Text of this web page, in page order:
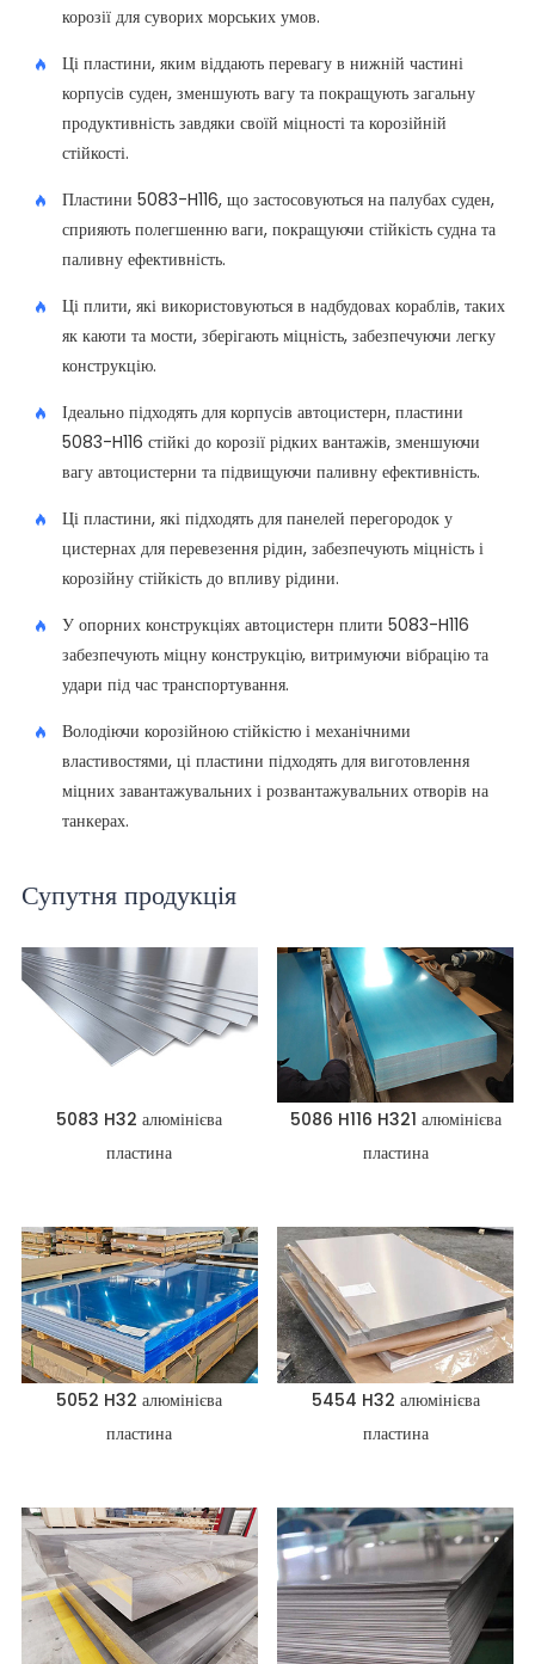
корозії для суворих морських умов.
Ці пластини, яким віддають перевагу в нижній частині
корпусів суден, зменшують вагу та покращують загальну
продуктивність завдяки своїй міцності та корозійній
стійкості.
Пластини 5083-H116, що застосовуються на палубах суден,
сприяють полегшенню ваги, покращуючи стійкість судна та
паливну ефективність.
Ці плити, які використовуються в надбудовах кораблів, таких
як каюти та мости, зберігають міцність, забезпечуючи легку
конструкцію.
Ідеально підходять для корпусів автоцистерн, пластини
5083-H116 стійкі до корозії рідких вантажів, зменшуючи
вагу автоцистерни та підвищуючи паливну ефективність.
Ці пластини, які підходять для панелей перегородок у
цистернах для перевезення рідин, забезпечують міцність і
корозійну стійкість до впливу рідини.
У опорних конструкціях автоцистерн плити 5083-H116
забезпечують міцну конструкцію, витримуючи вібрацію та
удари під час транспортування.
Володіючи корозійною стійкістю і механічними
властивостями, ці пластини підходять для виготовлення
міцних завантажувальних і розвантажувальних отворів на
танкерах.
Супутня продукція
5083 H32 алюмінієва
пластина
5086 H116 H321 алюмінієва
пластина
5052 H32 алюмінієва
пластина
5454 H32 алюмінієва
пластина